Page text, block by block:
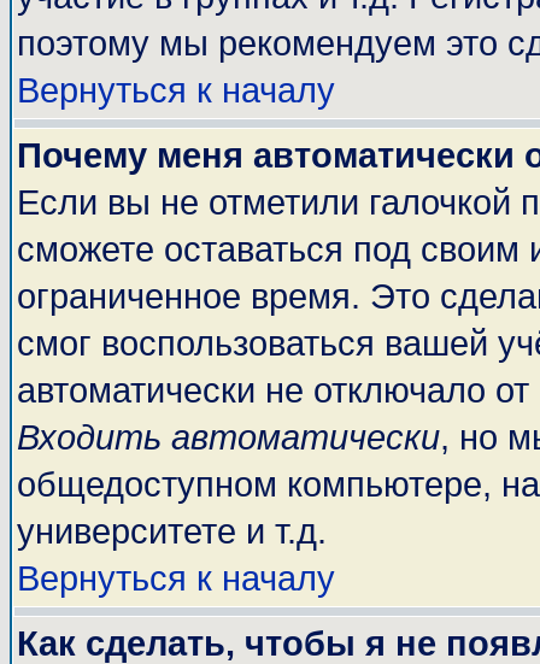
поэтому мы рекомендуем это
Вернуться к началу
Почему меня автоматически
Если вы не отметили галочкой
сможете оставаться под
ограниченное время. Это
смог воспользоваться вашей
автоматически не отключало
Входить автоматически, но
общедоступном компьютере,
университете и т.д.
Вернуться к началу
Как сделать, чтобы я не